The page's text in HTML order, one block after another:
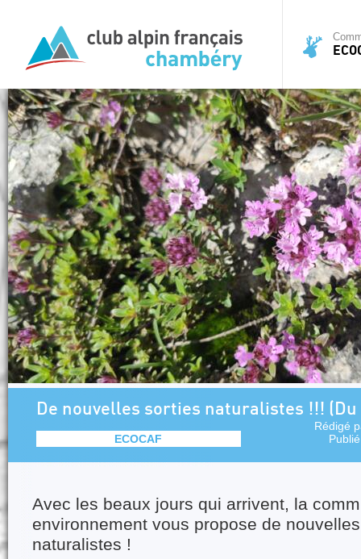
De nouvelles sorties naturalistes !!! (Du
ECOCAF
Rédigé
Avec les beaux jours qui arrivent, la
environnement vous propose de
naturalistes !